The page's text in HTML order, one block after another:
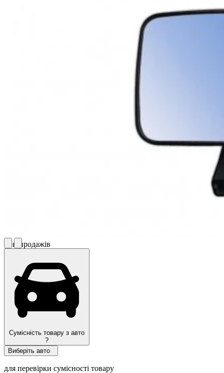
Топ продажів
Сумісність товару з авто
?
Виберіть авто
для перевірки сумісності товару